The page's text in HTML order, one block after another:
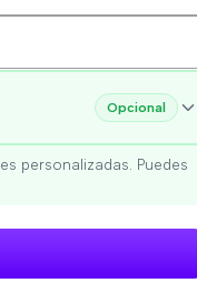
Opcional
personalizadas. Puedes